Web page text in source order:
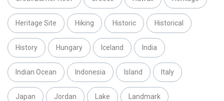
Heritage Site Hiking Historic Historical
History Hungary Iceland India
Indian Ocean Indonesia Island Italy
Japan Jordan Lake Landmark